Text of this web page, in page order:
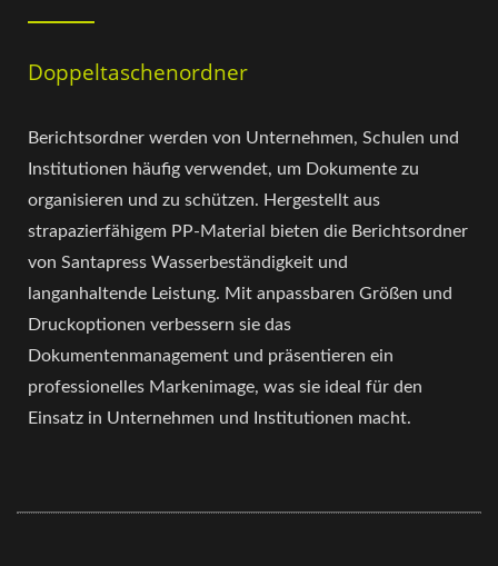
Doppeltaschenordner
Berichtsordner werden von Unternehmen, Schulen und
Institutionen häufig verwendet, um Dokumente zu
organisieren und zu schützen. Hergestellt aus
strapazierfähigem PP-Material bieten die Berichtsordner
von Santapress Wasserbeständigkeit und
langanhaltende Leistung. Mit anpassbaren Größen und
Druckoptionen verbessern sie das
Dokumentenmanagement und präsentieren ein
professionelles Markenimage, was sie ideal für den
Einsatz in Unternehmen und Institutionen macht.